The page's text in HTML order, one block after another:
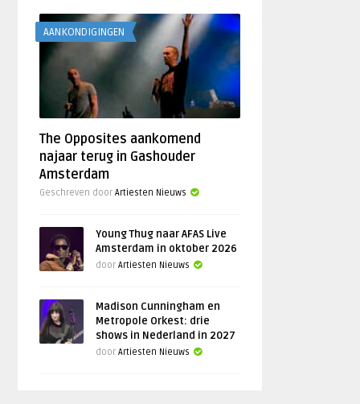
AANKONDIGINGEN
The Opposites aankomend
najaar terug in Gashouder
Amsterdam
Geschreven doorArtiesten Nieuws
Young Thug naar AFAS Live
Amsterdam in oktober 2026
doorArtiesten Nieuws
Madison Cunningham en
Metropole Orkest: drie
shows in Nederland in 2027
doorArtiesten Nieuws